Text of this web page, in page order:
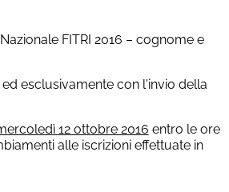
FITRI 2016 – cognome e
esclusivamente con l'invio della
12 ottobre 2016 entro le ore
alle iscrizioni effettuate in